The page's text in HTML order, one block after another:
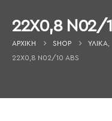
22X0,8 Ν02/
ΑΡΧΙΚΉ SHOP ΥΛΙΚΆ,
22X0,8 Ν02/10 ABS